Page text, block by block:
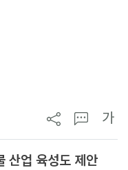
가
산업 육성도 제안